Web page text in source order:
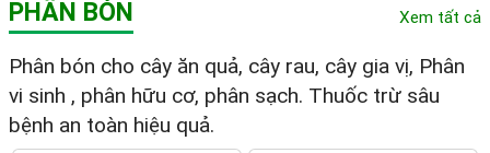
PHÂN BÓN Xem tất cả
Phân bón cho cây ăn quả, cây rau, cây gia vị, Phân
vi sinh , phân hữu cơ, phân sạch. Thuốc trừ sâu
bệnh an toàn hiệu quả.